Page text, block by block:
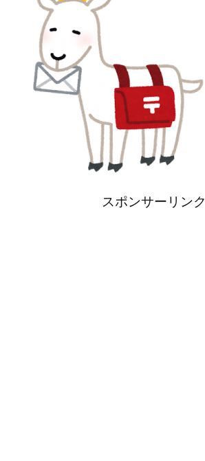
スポンサーリンク